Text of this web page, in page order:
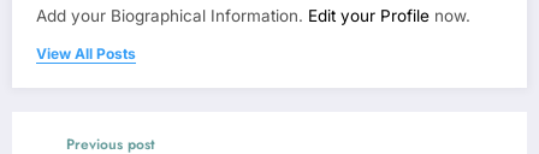
Add your Biographical Information. Edit your Profile now.
View All Posts
Previous post